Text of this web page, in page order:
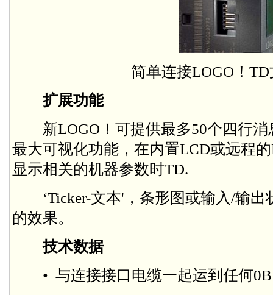
简单连接LOGO！
扩展功能
新LOGO！可提供最多50个四行消
最大可视化功能，在内置LCD或远程
显示相关的机器参数时TD.
‘Ticker-文本'，条形图或输入/输出
的效果。
技术数据
• 与连接接口电缆一起运到任何